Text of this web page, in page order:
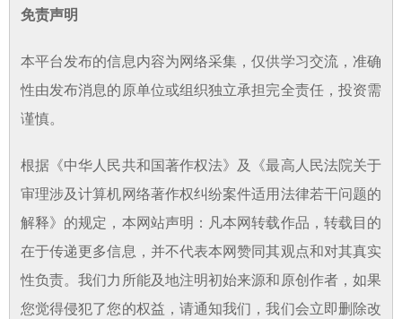
免责声明
本平台发布的信息内容为网络采集，仅供学习交流，准确
性由发布消息的原单位或组织独立承担完全责任，投资需
谨慎。
根据《中华人民共和国著作权法》及《最高人民法院关于
审理涉及计算机网络著作权纠纷案件适用法律若干问题的
解释》的规定，本网站声明：凡本网转载作品，转载目的
在于传递更多信息，并不代表本网赞同其观点和对其真实
性负责。我们力所能及地注明初始来源和原创作者，如果
您觉得侵犯了您的权益，请通知我们，我们会立即删除改